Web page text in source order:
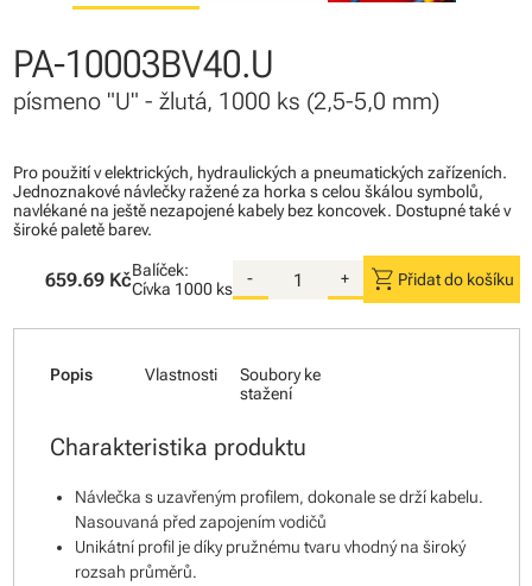
PA-10003BV40.U
písmeno "U" - žlutá, 1000 ks (2,5-5,0 mm)
Pro použití v elektrických, hydraulických a pneumatických zařízeních.
Jednoznakové návlečky ražené za horka s celou škálou symbolů,
navlékané na ještě nezapojené kabely bez koncovek. Dostupné také v
široké paletě barev.
659.69 KčBalíček:
Cívka 1000 ks
- + shopping_cart Přidat do košíku
Popis Vlastnosti
Soubory ke
stažení
Charakteristika produktu
Návlečka s uzavřeným profilem, dokonale se drží kabelu.
Nasouvaná před zapojením vodičů
Unikátní profil je díky pružnému tvaru vhodný na široký
rozsah průměrů.